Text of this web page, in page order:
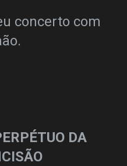
concerto com
DA